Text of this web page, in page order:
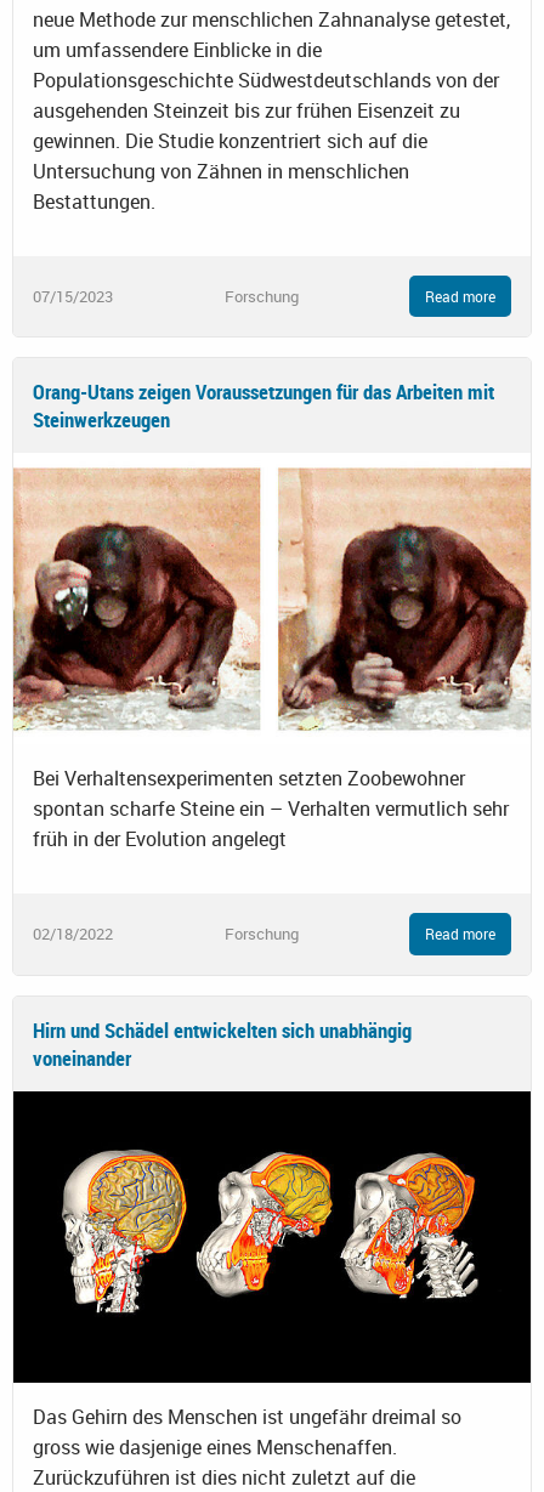
neue Methode zur menschlichen Zahnanalyse getestet,
um umfassendere Einblicke in die
Populationsgeschichte Südwestdeutschlands von der
ausgehenden Steinzeit bis zur frühen Eisenzeit zu
gewinnen. Die Studie konzentriert sich auf die
Untersuchung von Zähnen in menschlichen
Bestattungen.
07/15/2023 Forschung Read more
Orang-Utans zeigen Voraussetzungen für das Arbeiten mit
Steinwerkzeugen
Bei Verhaltensexperimenten setzten Zoobewohner
spontan scharfe Steine ein – Verhalten vermutlich sehr
früh in der Evolution angelegt
02/18/2022 Forschung Read more
Hirn und Schädel entwickelten sich unabhängig
voneinander
Das Gehirn des Menschen ist ungefähr dreimal so
gross wie dasjenige eines Menschenaffen.
Zurückzuführen ist dies nicht zuletzt auf die